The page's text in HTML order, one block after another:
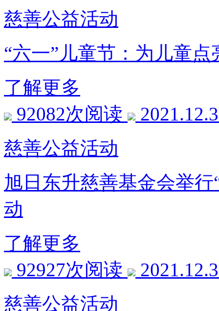
慈善公益活动
“六一”儿童节：为儿童
了解更多
92082次阅读
慈善公益活动
旭日东升慈善基金会举
动
了解更多
92927次阅读
慈善公益活动